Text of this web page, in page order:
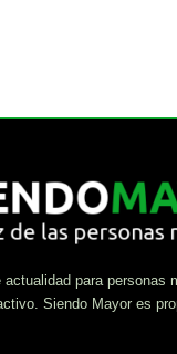
para personas
Siendo Mayor es